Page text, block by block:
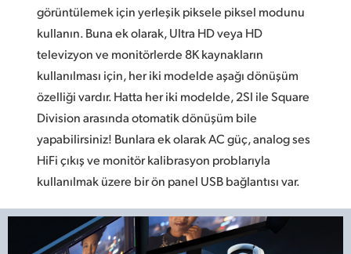
görüntülemek için yerleşik piksele piksel modunu
kullanın. Buna ek olarak, Ultra HD veya HD
televizyon ve monitörlerde 8K kaynakların
kullanılması için, her iki modelde aşağı dönüşüm
özelliği vardır. Hatta her iki modelde, 2SI ile Square
Division arasında otomatik dönüşüm bile
yapabilirsiniz! Bunlara ek olarak AC güç, analog ses
HiFi çıkış ve monitör kalibrasyon problarıyla
kullanılmak üzere bir ön panel USB bağlantısı var.